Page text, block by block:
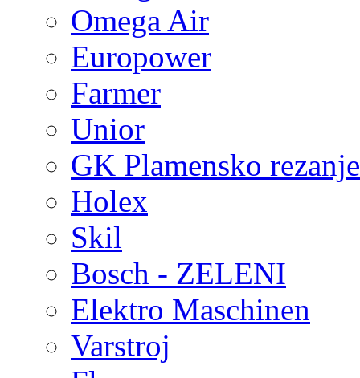
Omega Air
Europower
Farmer
Unior
GK Plamensko
Holex
Skil
Bosch - ZELENI
Elektro Maschinen
Varstroj